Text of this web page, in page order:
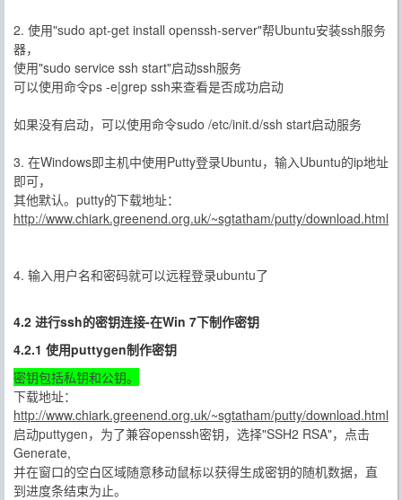
2. 使用"sudo apt-get install openssh-server"帮Ubuntu安装ssh服务
器，
使用"sudo service ssh start"启动ssh服务
可以使用命令ps -e|grep ssh来查看是否成功启动
如果没有启动，可以使用命令sudo /etc/init.d/ssh start启动服务
3. 在Windows即主机中使用Putty登录Ubuntu，输入Ubuntu的ip地址
即可，
其他默认。putty的下载地址：
http://www.chiark.greenend.org.uk/~sgtatham/putty/download.html
4. 输入用户名和密码就可以远程登录ubuntu了
4.2 进行ssh的密钥连接-在Win 7下制作密钥
4.2.1 使用puttygen制作密钥
密钥包括私钥和公钥。
下载地址：
http://www.chiark.greenend.org.uk/~sgtatham/putty/download.html
启动puttygen，为了兼容openssh密钥，选择"SSH2 RSA"，点击
Generate,
并在窗口的空白区域随意移动鼠标以获得生成密钥的随机数据，直
到进度条结束为止。